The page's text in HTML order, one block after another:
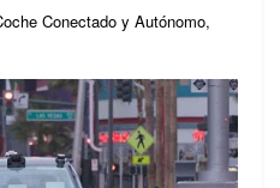
Conectado y Autónomo,